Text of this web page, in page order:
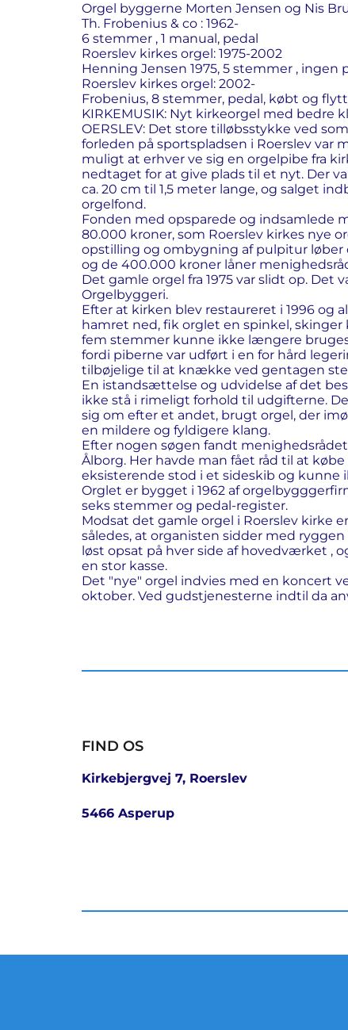
Orgel byggerne Morten Jensen og Nis
Th. Frobenius & co : 1962-
6 stemmer , 1 manual, pedal
Roerslev kirkes orgel: 1975-2002
Henning Jensen 1975, 5 stemmer , ingen
Roerslev kirkes orgel: 2002-
Frobenius, 8 stemmer, pedal, købt og
KIRKEMUSIK: Nyt kirkeorgel med bedre
OERSLEV: Det store tilløbsstykke ved
forleden på sportspladsen i Roerslev var
muligt at erhver ve sig en orgelpibe fra
nedtaget for at give plads til et nyt. Der
ca. 20 cm til 1,5 meter lange, og salget
orgelfond.
Fonden med opsparede og indsamlede
80.000 kroner, som Roerslev kirkes nye
opstilling og ombygning af pulpitur løber
og de 400.000 kroner låner
Det gamle orgel fra 1975 var slidt op. Det
Orgelbyggeri.
Efter at kirken blev restaureret i 1996 og
hamret ned, fik orglet en spinkel,
fem stemmer kunne ikke længere
fordi piberne var udført i en for hård
tilbøjelige til at knække ved gentagen
En istandsættelse og udvidelse af det
ikke stå i rimeligt forhold til udgifterne.
sig om efter et andet, brugt orgel, der
en mildere og fyldigere klang.
Efter nogen søgen fandt
Ålborg. Her havde man fået råd til at
eksisterende stod i et sideskib og kunne
Orglet er bygget i 1962 af
seks stemmer og pedal-register.
Modsat det gamle orgel i Roerslev kirke
således, at organisten sidder med
løst opsat på hver side af hovedværket ,
en stor kasse.
Det "nye" orgel indvies med en koncert
oktober. Ved gudstjenesterne indtil da
FIND OS
Kirkebjergvej 7, Roerslev
5466 Asperup